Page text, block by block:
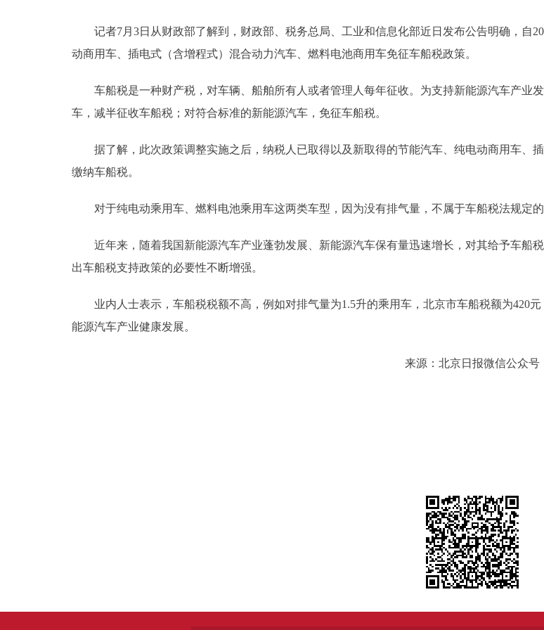
记者7月3日从财政部了解到，财政部、税务总局、工业和信息化部近日发布公告明确，自
动商用车、插电式（含增程式）混合动力汽车、燃料电池商用车免征车船税政策。
车船税是一种财产税，对车辆、船舶所有人或者管理人每年征收。为支持新能源汽车产业
车，减半征收车船税；对符合标准的新能源汽车，免征车船税。
据了解，此次政策调整实施之后，纳税人已取得以及新取得的节能汽车、纯电动商用车、
缴纳车船税。
对于纯电动乘用车、燃料电池乘用车这两类车型，因为没有排气量，不属于车船税法规定的
近年来，随着我国新能源汽车产业蓬勃发展、新能源汽车保有量迅速增长，对其给予车船
出车船税支持政策的必要性不断增强。
业内人士表示，车船税税额不高，例如对排气量为1.5升的乘用车，北京市车船税额为420
能源汽车产业健康发展。
来源：北京日报微信公众号